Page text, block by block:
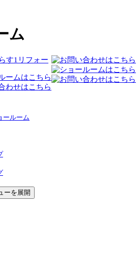
ム
す1リフォー
ールーム
ーを展開